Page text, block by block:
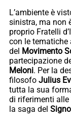
L’ambiente è
sinistra, ma non
proprio Fratelli
con le tematiche
del Movimento
partecipazione
Meloni. Per la
filosofo Julius
tutta la sua
di riferimenti alle
la saga del